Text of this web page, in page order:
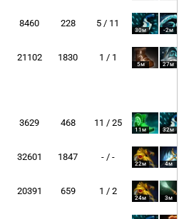
8460 228 5 / 11
30м -2м
21102 1830 1 / 1
5м 27м
3629 468 11 / 25
11м 32м
32601 1847 - / -
22м 4м
20391 659 1 / 2
24м 3м